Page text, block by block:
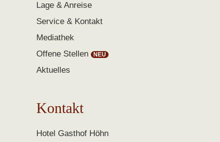
Lage & Anreise
Service & Kontakt
Mediathek
Offene Stellen
Aktuelles
Kontakt
Hotel Gasthof Höhn